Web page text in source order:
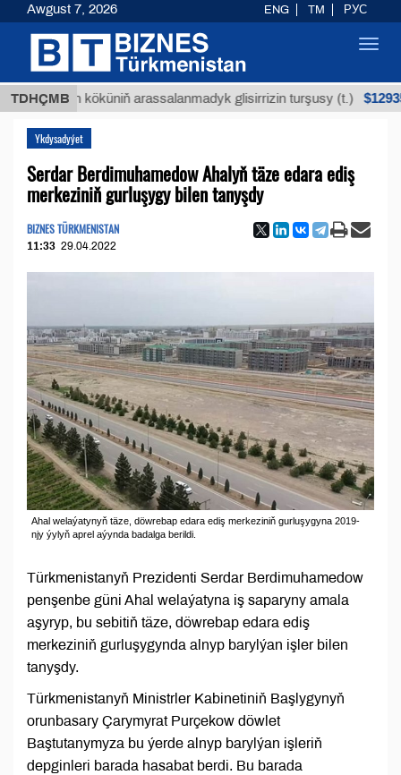
TDHÇMB
köküniň arassalanmadyk glisirrizin turşusy (t.) $12935,18
Ykdysadyýet
Serdar Berdimuhamedow Ahalyň täze edara ediş
merkeziniň gurluşygy bilen tanyşdy
BIZNES TÜRKMENISTAN
11:33 29.04.2022
Ahal welaýatynyň täze, döwrebap edara ediş merkeziniň gurluşygyna 2019-
njy ýylyň aprel aýynda badalga berildi.
Türkmenistanyň Prezidenti Serdar Berdimuhamedow
penşenbe güni Ahal welaýatyna iş saparyny amala
aşyryp, bu sebitiň täze, döwrebap edara ediş
merkeziniň gurluşygynda alnyp barylýan işler bilen
tanyşdy.
Türkmenistanyň Ministrler Kabinetiniň Başlygynyň
orunbasary Çarymyrat Purçekow döwlet
Baştutanymyza bu ýerde alnyp barylýan işleriň
depginleri barada hasabat berdi. Bu barada
Awgust 7, 2026 ENG TM РУС